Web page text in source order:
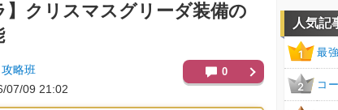
クリスマスグリーダ装備の
略班
07/09 21:02
0
人気記
1 最
2 コ